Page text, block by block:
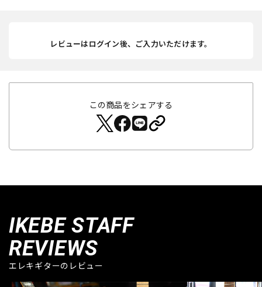
レビューはログイン後、ご入力いただけます。
この商品をシェアする
IKEBE STAFF
REVIEWS
エレキギターのレビュー